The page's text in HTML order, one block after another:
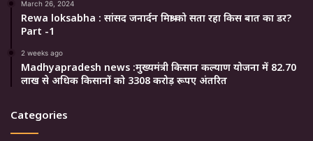
March 26, 2024
Rewa loksabha : सांसद जनार्दन मिश्रा को सता रहा किस बात का डर?
Part -1
2 weeks ago
Madhyapradesh news :मुख्यमंत्री किसान कल्याण योजना में 82.70
लाख से अधिक किसानों को 3308 करोड़ रूपए अंतरित
Categories